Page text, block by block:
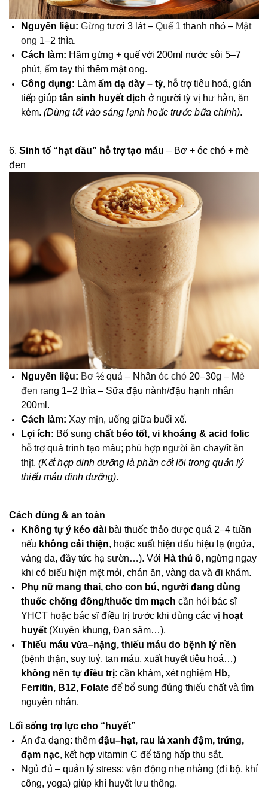
Nguyên liệu: Gừng tươi 3 lát – Quế 1 thanh nhỏ – Mật
ong 1–2 thìa.
Cách làm: Hãm gừng + quế với 200ml nước sôi 5–7
phút, ấm tay thì thêm mật ong.
Công dụng: Làm ấm dạ dày – tỳ, hỗ trợ tiêu hoá, gián
tiếp giúp tân sinh huyết dịch ở người tỳ vị hư hàn, ăn
kém. (Dùng tốt vào sáng lạnh hoặc trước bữa chính).
6. Sinh tố “hạt dầu” hỗ trợ tạo máu – Bơ + óc chó + mè
đen
Nguyên liệu: Bơ ½ quả – Nhân óc chó 20–30g – Mè
đen rang 1–2 thìa – Sữa đậu nành/đậu hạnh nhân
200ml.
Cách làm: Xay mịn, uống giữa buổi xế.
Lợi ích: Bổ sung chất béo tốt, vi khoáng & acid folic
hỗ trợ quá trình tạo máu; phù hợp người ăn chay/ít ăn
thịt. (Kết hợp dinh dưỡng là phần cốt lõi trong quản lý
thiếu máu dinh dưỡng).
Cách dùng & an toàn
Không tự ý kéo dài bài thuốc thảo dược quá 2–4 tuần
nếu không cải thiện, hoặc xuất hiện dấu hiệu lạ (ngứa,
vàng da, đầy tức hạ sườn…). Với Hà thủ ô, ngừng ngay
khi có biểu hiện mệt mỏi, chán ăn, vàng da và đi khám.
Phụ nữ mang thai, cho con bú, người đang dùng
thuốc chống đông/thuốc tim mạch cần hỏi bác sĩ
YHCT hoặc bác sĩ điều trị trước khi dùng các vị hoạt
huyết (Xuyên khung, Đan sâm…).
Thiếu máu vừa–nặng, thiếu máu do bệnh lý nền
(bệnh thận, suy tuỷ, tan máu, xuất huyết tiêu hoá…)
không nên tự điều trị: cần khám, xét nghiệm Hb,
Ferritin, B12, Folate để bổ sung đúng thiếu chất và tìm
nguyên nhân.
Lối sống trợ lực cho “huyết”
Ăn đa dạng: thêm đậu–hạt, rau lá xanh đậm, trứng,
đạm nạc, kết hợp vitamin C để tăng hấp thu sắt.
Ngủ đủ – quản lý stress; vận động nhẹ nhàng (đi bộ, khí
công, yoga) giúp khí huyết lưu thông.